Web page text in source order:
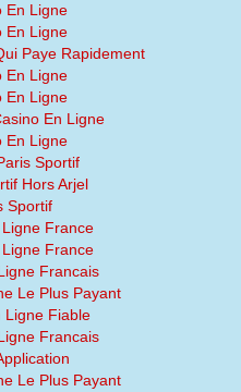
En Ligne
En Ligne
Paye Rapidement
En Ligne
En Ligne
En Ligne
En Ligne
Sportif
Hors Arjel
Sportif
France
France
Francais
Le Plus Payant
Ligne Fiable
Francais
Le Plus Payant